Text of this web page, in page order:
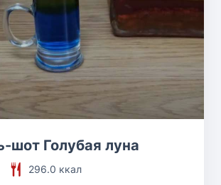
шот Голубая луна
296.0 ккал